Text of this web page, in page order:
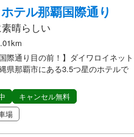
テル那覇国際通り
晴らしい
際通り目の前！】ダイワロイネット
県那覇市にある3.5つ星のホテルで
キャンセル無料
場